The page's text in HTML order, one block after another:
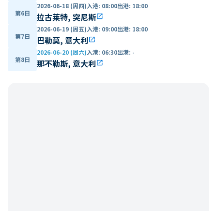
第6日
2026-06-18 (周四)入港: 08:00出港: 18:00
拉古莱特, 突尼斯open_in_new
第7日
2026-06-19 (周五)入港: 09:00出港: 18:00
巴勒莫, 意大利open_in_new
第8日
2026-06-20 (周六)入港: 06:30出港: -
那不勒斯, 意大利open_in_new